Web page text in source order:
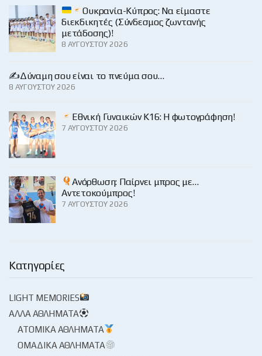
Ουκρανία-Κύπρος: Να είμαστε
διεκδικητές (Σύνδεσμος ζωντανής
μετάδοσης)!
8 ΑΥΓΟΎΣΤΟΥ 2026
✍️Δύναμη σου είναι το πνεύμα σου…
8 ΑΥΓΟΎΣΤΟΥ 2026
Εθνική Γυναικών Κ16: Η φωτογράφηση!
7 ΑΥΓΟΎΣΤΟΥ 2026
Ανόρθωση: Παίρνει μπρος με…
Αντετοκούμπρος!
7 ΑΥΓΟΎΣΤΟΥ 2026
Κατηγορίες
LIGHT MEMORIES
ΆΛΛΑ ΑΘΛΉΜΑΤΑ
ΑΤΟΜΙΚΆ ΑΘΛΉΜΑΤΑ
ΟΜΑΔΙΚΆ ΑΘΛΉΜΑΤΑ